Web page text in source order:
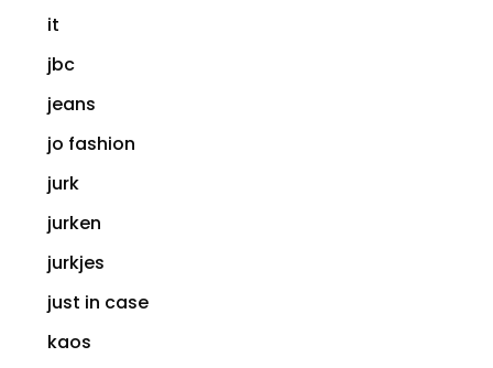
it
jbc
jeans
jo fashion
jurk
jurken
jurkjes
just in case
kaos